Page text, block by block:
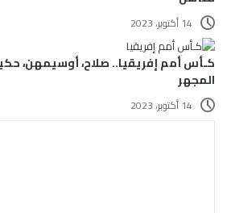
14 أكتوبر، 2023
كـأس أمم إفريقيا.. صلاح، أوسيمهن،
المجهر
14 أكتوبر، 2023